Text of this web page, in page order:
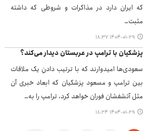
که ایران دارد در مذاکرات و شروطی که داشته
مثبت…
۱۴۰۴-۰۱-۲۹ ۱۸:۳۷
پزشکیان با ترامپ در عربستان دیدار می‌کند؟
سعودی‌ها امیدوارند که با ترتیب دادنِ یک ملاقات
بین ترامپ و مسعود پزشکیان که ابعاد خبری آن
مثل آتشفشان فوران خواهد کرد، ترامپ را به…
۱۴۰۴-۰۱-۲۹ ۱۸:۲۴